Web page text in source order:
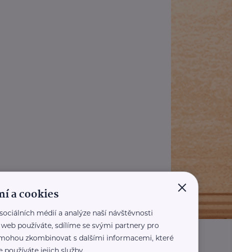
×
a cookies
médií a analýze naší návštěvnosti
používáte, sdílíme se svými partnery pro
zkombinovat s dalšími informacemi, které